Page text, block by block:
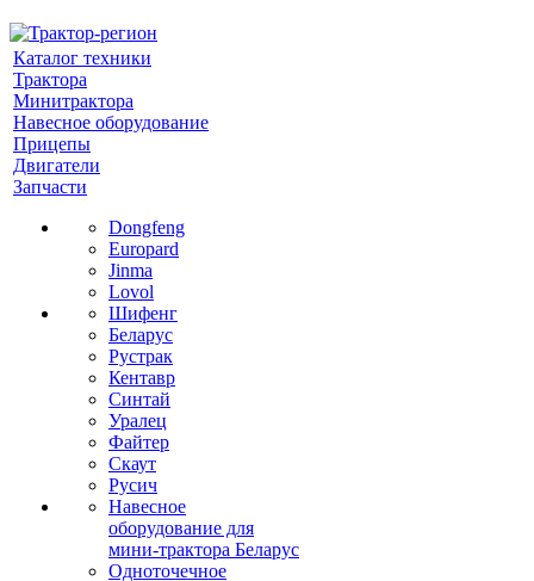
Каталог техники
Трактора
Минитрактора
Навесное оборудование
Прицепы
Двигатели
Запчасти
Dongfeng
Europard
Jinma
Lovol
Шифенг
Беларус
Рустрак
Кентавр
Синтай
Уралец
Файтер
Скаут
Русич
Навесное
оборудование для
мини-трактора Беларус
Одноточечное